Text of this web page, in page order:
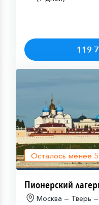
119
Осталось менее
Пионерский
Москва — Тверь —